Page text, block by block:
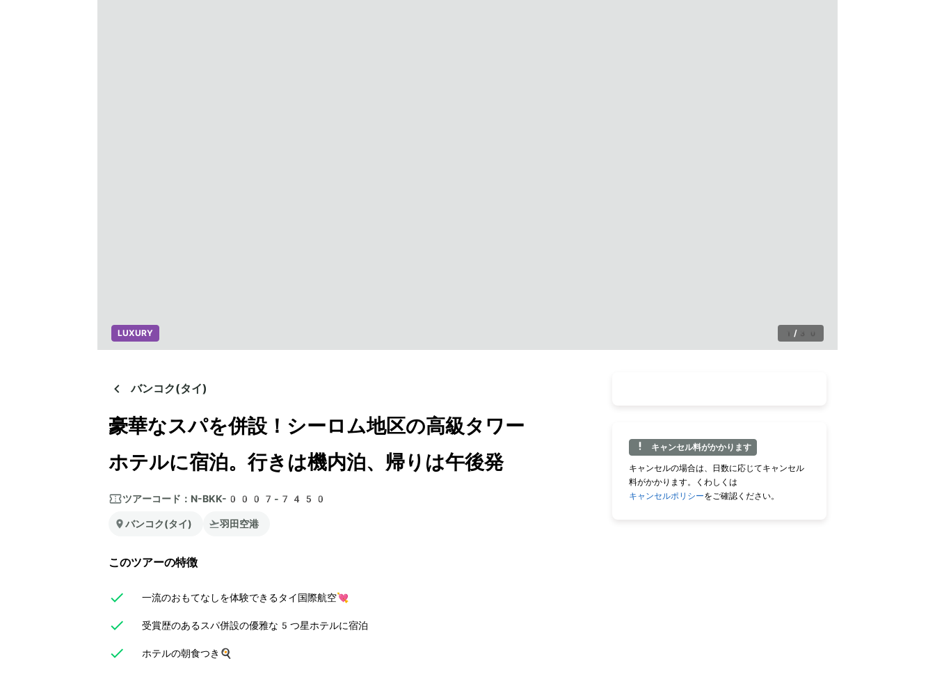
1 / 30
LUXURY
バンコク(タイ)
豪華なスパを併設！シーロム地区の高級タワー
ホテルに宿泊。行きは機内泊、帰りは午後発
ツアーコード： N-BKK-0007-7450
バンコク(タイ) 羽田空港
このツアーの特徴
一流のおもてなしを体験できるタイ国際航空💘
受賞歴のあるスパ併設の優雅な5つ星ホテルに宿泊
ホテルの朝食つき🍳
キャンセル料がかかります
キャンセルの場合は、日数に応じてキャンセル
料がかかります。くわしくは
キャンセルポリシーをご確認ください。